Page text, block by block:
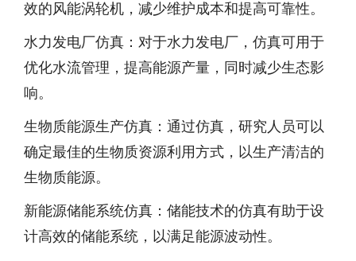
效的风能涡轮机，减少维护成本和提高可靠性。
水力发电厂仿真：对于水力发电厂，仿真可用于
优化水流管理，提高能源产量，同时减少生态影
响。
生物质能源生产仿真：通过仿真，研究人员可以
确定最佳的生物质资源利用方式，以生产清洁的
生物质能源。
新能源储能系统仿真：储能技术的仿真有助于设
计高效的储能系统，以满足能源波动性。